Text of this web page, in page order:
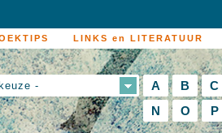
LINKS en LITERATUUR
- A B C
N
O P